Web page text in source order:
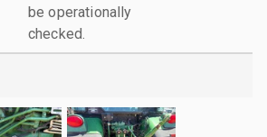
be operationally
checked.